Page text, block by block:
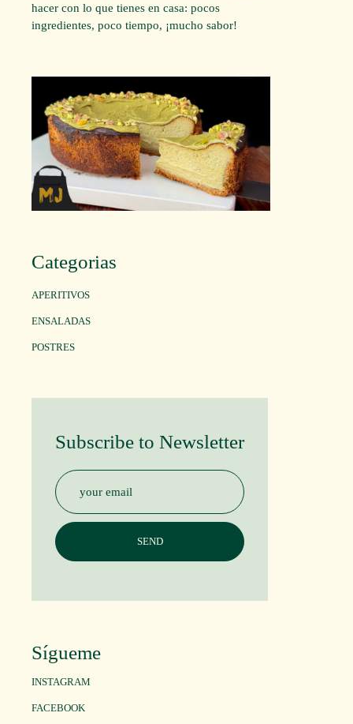
hacer con lo que tienes en casa: pocos
ingredientes, poco tiempo, ¡mucho sabor!
Categorias
APERITIVOS
ENSALADAS
POSTRES
Subscribe to Newsletter
Sígueme
INSTAGRAM
FACEBOOK